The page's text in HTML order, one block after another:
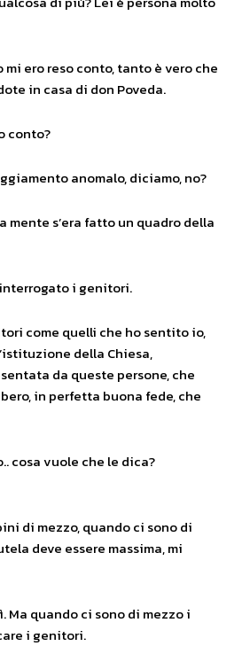
mi ero reso conto, tanto è vero che
in casa di don Poveda.
conto?
anomalo, diciamo, no?
mente s’era fatto un quadro della
i genitori.
come quelli che ho sentito io,
della Chiesa,
da queste persone, che
in perfetta buona fede, che
cosa vuole che le dica?
di mezzo, quando ci sono di
deve essere massima, mi
Ma quando ci sono di mezzo i
i genitori.